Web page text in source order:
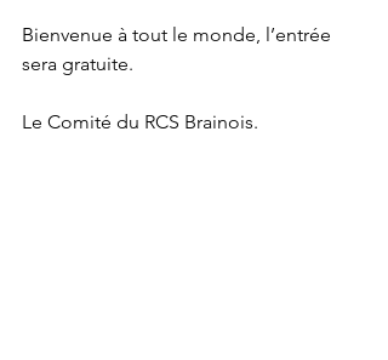
Bienvenue à tout le monde, l’entrée
sera gratuite.
Le Comité du RCS Brainois.